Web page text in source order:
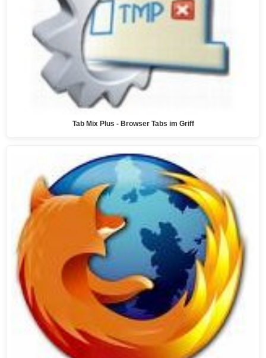
Tab Mix Plus - Browser Tabs im Griff